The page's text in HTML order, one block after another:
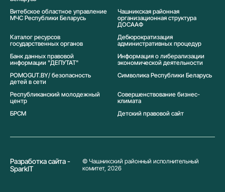
Витебское областное управление
МЧС Республики Беларусь
Чашникская районная
организационная структура
ДОСААФ
Каталог ресурсов
государственных органов
Дебюрократизация
административных процедур
Банк данных правовой
информации "ДЕПУТАТ"
Информация о либерализации
экономической деятельности
POMOGUT.BY/ безопасность
детей в сети
Символика Реcпублики Беларусь
Республиканский молодежный
центр
Совершенствование бизнес-
климата
БРСМ
Детский правовой сайт
Разработка сайта -
SparkIT
© Чашникский районный исполнительный
комитет, 2026